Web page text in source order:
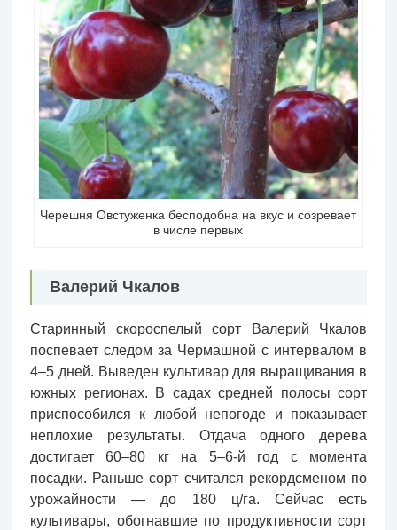
Черешня Овстуженка бесподобна на вкус и созревает
в числе первых
Валерий Чкалов
Старинный скороспелый сорт Валерий Чкалов
поспевает следом за Чермашной с интервалом в
4–5 дней. Выведен культивар для выращивания в
южных регионах. В садах средней полосы сорт
приспособился к любой непогоде и показывает
неплохие результаты. Отдача одного дерева
достигает 60–80 кг на 5–6-й год с момента
посадки. Раньше сорт считался рекордсменом по
урожайности — до 180 ц/га. Сейчас есть
культивары, обогнавшие по продуктивности сорт